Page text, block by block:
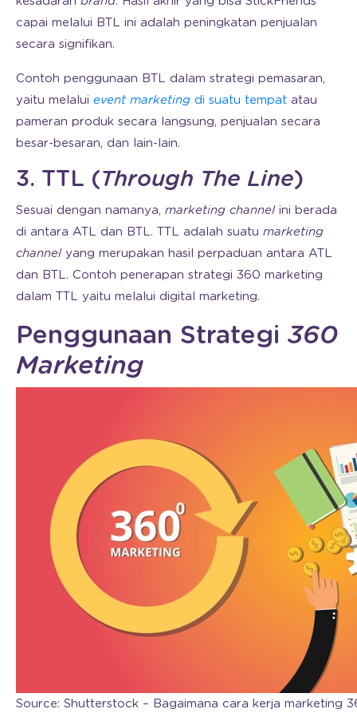
capai melalui BTL ini adalah peningkatan penjualan
secara signifikan.
Contoh penggunaan BTL dalam strategi pemasaran,
yaitu melalui event marketing di suatu tempat atau
pameran produk secara langsung, penjualan secara
besar-besaran, dan lain-lain.
3. TTL (Through The Line)
Sesuai dengan namanya, marketing channelini berada
di antara ATL dan BTL. TTL adalah suatu marketing
channelyang merupakan hasil perpaduan antara ATL
dan BTL. Contoh penerapan strategi 360 marketing
dalam TTL yaitu melalui digital marketing.
Penggunaan Strategi 360
Marketing
Source: Shutterstock – Bagaimana cara kerja marketing